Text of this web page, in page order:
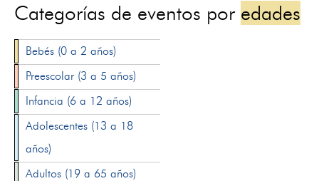
Categorías de eventos por edades
Bebés (0 a 2 años)
Preescolar (3 a 5 años)
Infancia (6 a 12 años)
Adolescentes (13 a 18
años)
Adultos (19 a 65 años)